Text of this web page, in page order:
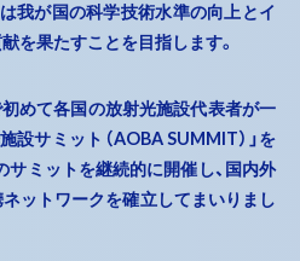
我が国の科学技術水準の向上とイ
を果たすことを目指します。
めて各国の放射光施設代表者が一
設サミット（AOBA SUMMIT）」を
サミットを継続的に開催し、国内外
ットワークを確立してまいりまし